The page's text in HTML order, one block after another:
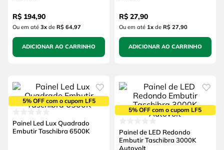
R$ 194,90
Ou em até 3xde R$ 64,97
ADICIONAR AO CARRINHO
R$ 27,90
Ou em até 1xde R$ 27,90
ADICIONAR AO CARRINHO
5% OFF com o cupom LF5
Painel Led Lux Quadrado
Embutir Taschibra 6500K
5% OFF com o cupom LF5
Painel de LED Redondo
Embutir Taschibra 3000K
Autovolt